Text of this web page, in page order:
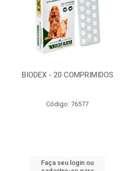
BIODEX - 20 COMPRIMIDOS
Código: 76577
Faça seu login ou